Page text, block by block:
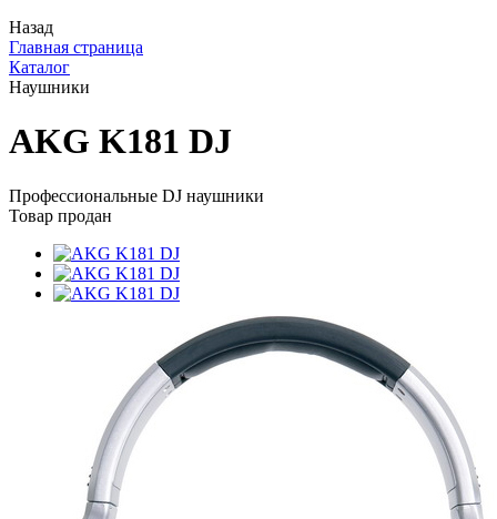
Назад
Главная страница
Каталог
Наушники
AKG K181 DJ
Профессиональные DJ наушники
Товар продан